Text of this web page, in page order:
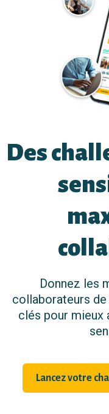
Des
Donnez les
collaborateurs de
clés pour mieux
Lancez votre